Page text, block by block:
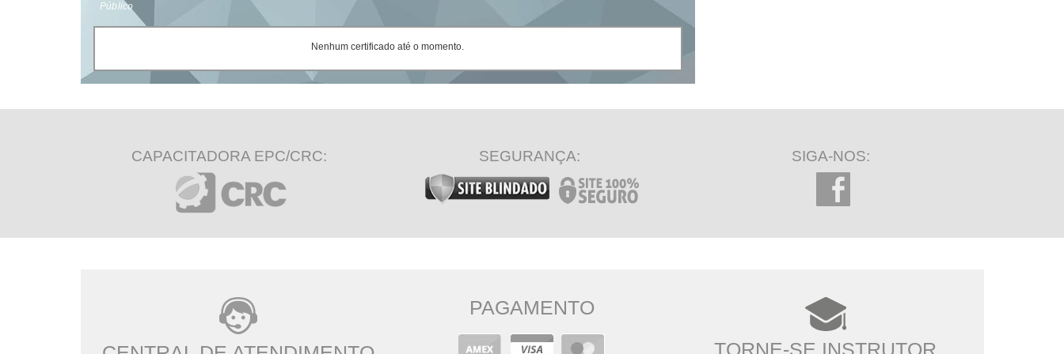
Público
Nenhum certificado até o momento.
CAPACITADORA EPC/CRC: SEGURANÇA: SIGA-NOS:
PAGAMENTO
TORNE-SE INSTRUTOR